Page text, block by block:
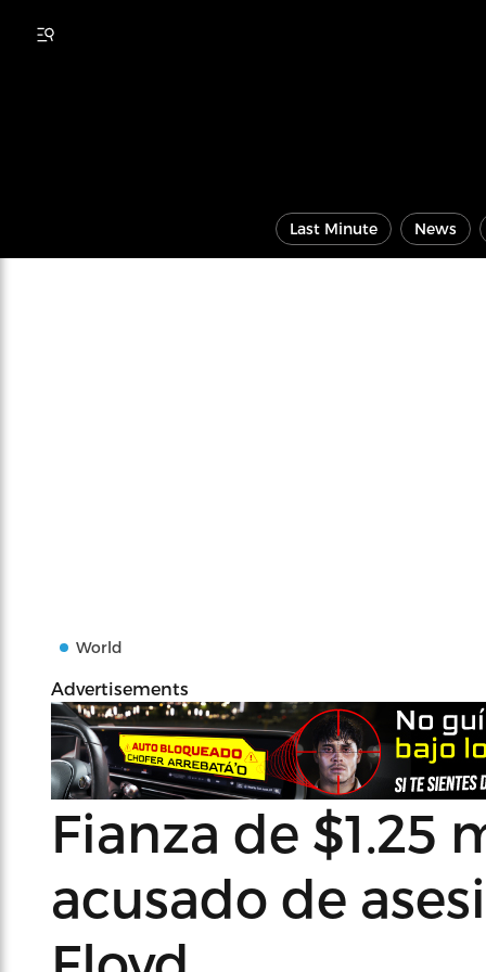
Last Minute News
World
Advertisements
Fianza de $1.25
acusado de